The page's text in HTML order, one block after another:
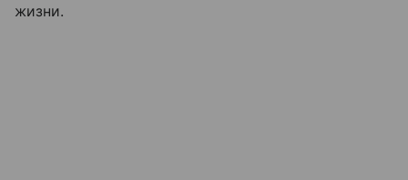
жизни.